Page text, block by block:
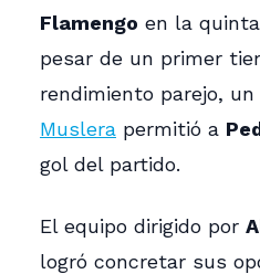
Flamengo en la
pesar de un primer
rendimiento parejo,
Muslera permitió a
gol del partido.
El equipo dirigido por
logró concretar sus